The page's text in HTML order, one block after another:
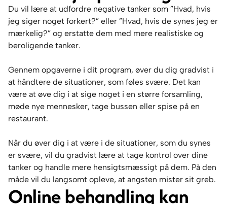
Du vil lære at udfordre negative tanker som ”Hvad, hvis
jeg siger noget forkert?” eller ”Hvad, hvis de synes jeg er
mærkelig?” og erstatte dem med mere realistiske og
beroligende tanker.
Gennem opgaverne i dit program, øver du dig gradvist i
at håndtere de situationer, som føles svære. Det kan
være at øve dig i at sige noget i en større forsamling,
møde nye mennesker, tage bussen eller spise på en
restaurant.
Når du øver dig i at være i de situationer, som du synes
er svære, vil du gradvist lære at tage kontrol over dine
tanker og handle mere hensigtsmæssigt på dem. På den
måde vil du langsomt opleve, at angsten mister sit greb.
Online behandling kan